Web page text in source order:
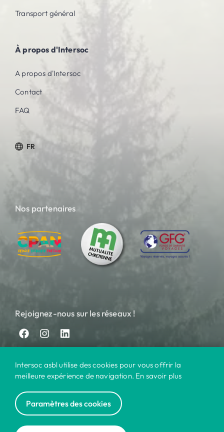
Transport général
À propos d'Intersoc
A propos d'Intersoc
Contact
FAQ
FR
Nos partenaires
Rejoignez-nous sur les réseaux !
© 2024 Intersoc
Intersoc asbl utilise des cookies pour vous offrir la
meilleure expérience de navigation. En savoir plus
Paramètres des cookies